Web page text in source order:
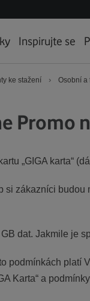
Inspirujte se
ke stažení › Osobní a
Promo
„GIGA karta“
si zákazníci
dat. Jakmile je
podmínkách platí
Karta“ a